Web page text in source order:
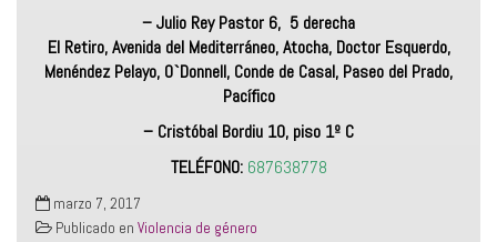
– Julio Rey Pastor 6, 5 derecha
El Retiro, Avenida del Mediterráneo, Atocha, Doctor Esquerdo,
Menéndez Pelayo, O`Donnell, Conde de Casal, Paseo del Prado,
Pacífico
– Cristóbal Bordiu 10, piso 1º C
TELÉFONO: 687638778
marzo 7, 2017
Publicado en Violencia de género